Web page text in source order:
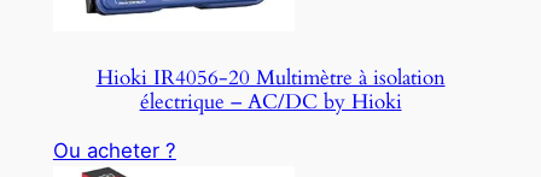
Hioki IR4056-20 Multimètre à isolation
électrique – AC/DC by Hioki
Ou acheter ?